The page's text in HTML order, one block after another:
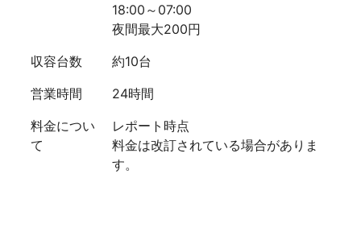
18:00～07:00
夜間最大200円
収容台数
約10台
営業時間
24時間
料金につい
て
レポート時点
料金は改訂されている場合がありま
す。